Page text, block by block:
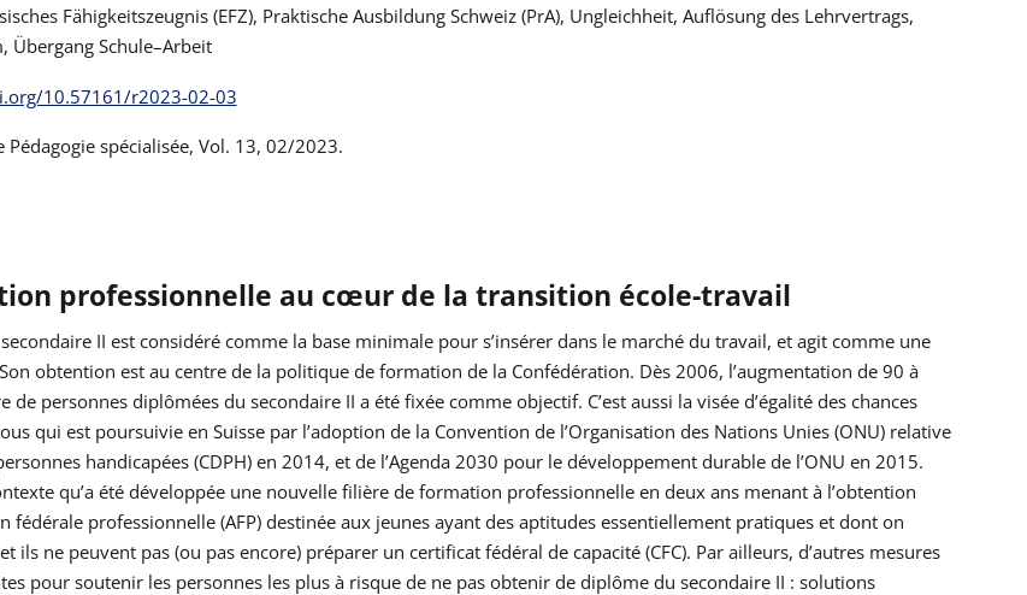
Fähigkeitszeugnis (EFZ), Praktische Ausbildung Schweiz (PrA), Ungleichheit, Auflösung des Lehrvertrags,
Übergang Schule–Arbeit
10.57161/r2023-02-03
Pédagogie spécialisée, Vol. 13, 02/2023.
professionnelle au cœur de la transition école-travail
II est considéré comme la base minimale pour s’insérer dans le marché du travail, et agit comme une
obtention est au centre de la politique de formation de la Confédération. Dès 2006, l’augmentation de 90 à
de personnes diplômées du secondaire II a été fixée comme objectif. C’est aussi la visée d’égalité des chances
qui est poursuivie en Suisse par l’adoption de la Convention de l’Organisation des Nations Unies (ONU) relative
handicapées (CDPH) en 2014, et de l’Agenda 2030 pour le développement durable de l’ONU en 2015.
qu’a été développée une nouvelle filière de formation professionnelle en deux ans menant à l’obtention
fédérale professionnelle (AFP) destinée aux jeunes ayant des aptitudes essentiellement pratiques et dont on
ils ne peuvent pas (ou pas encore) préparer un certificat fédéral de capacité (CFC). Par ailleurs, d’autres mesures
pour soutenir les personnes les plus à risque de ne pas obtenir de diplôme du secondaire II : solutions